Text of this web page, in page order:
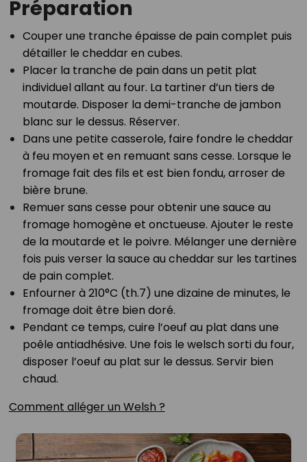
Préparation
Couper une tranche épaisse de pain complet puis
détailler le cheddar en cubes.⁣
Placer la tranche de pain dans un petit plat
individuel allant au four. La tartiner d’un tiers de
moutarde. Disposer la demi-tranche de jambon
blanc sur le dessus. Réserver.⁣
Dans une petite casserole, faire fondre le cheddar
à feu moyen et en remuant sans cesse. Lorsque le
fromage fait des fils et est bien fondu, arroser de
bière brune.⁣
Remuer sans cesse pour obtenir une sauce au
fromage homogène et onctueuse. Ajouter le reste
de la moutarde et le poivre. Mélanger une dernière
fois puis verser la sauce au cheddar sur les tartines
de pain complet.⁣
Enfourner à 210°C (th.7) une dizaine de minutes, le
fromage doit être bien doré.⁣
Pendant ce temps, cuire l’oeuf au plat dans une
poêle antiadhésive. Une fois le welsch sorti du four,
disposer l’oeuf au plat sur le dessus. Servir bien
chaud.⁣
⁣Comment alléger un Welsh ?⁣